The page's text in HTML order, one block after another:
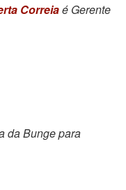
Correiaé Gerente
da Bunge para